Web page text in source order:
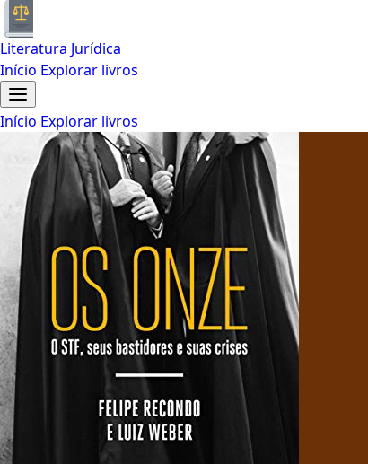
Literatura Jurídica
Início Explorar livros
Início Explorar livros